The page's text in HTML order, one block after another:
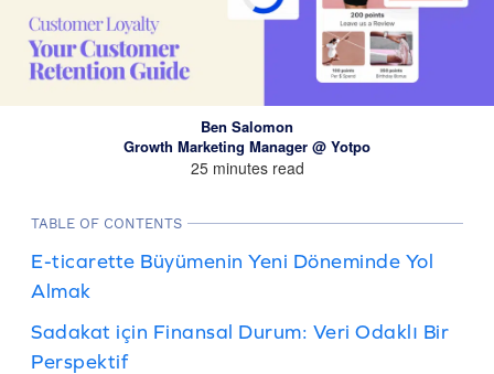
Ben Salomon
Growth Marketing Manager @ Yotpo
25 minutes read
TABLE OF CONTENTS
E-ticarette Büyümenin Yeni Döneminde Yol
Almak
Sadakat için Finansal Durum: Veri Odaklı Bir
Perspektif